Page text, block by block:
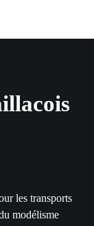
les transports
modélisme